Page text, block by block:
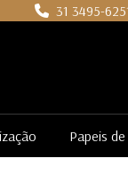
31 3495-
Papeis